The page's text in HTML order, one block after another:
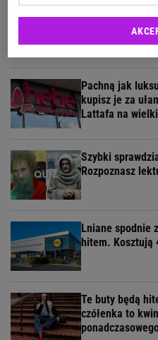
Soda
jeszcze dwa
Pachną jak
kupisz je za
Lattafa na
Szybki
Rozpoznasz
Lniane spodnie
hitem. Kosztują
Te buty będą
czółenka to